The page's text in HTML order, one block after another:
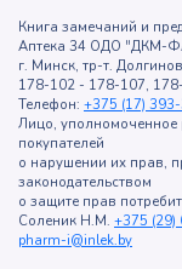
Книга замечаний и
Аптека 34 ОДО "ДКМ-
г. Минск, тр-т.
178-102 - 178-107,
Телефон: +375 (17)
Лицо, уполномоченное
покупателей
о нарушении их прав,
законодательством
о защите прав
Соленик Н.М. +375
pharm-i@inlek.by